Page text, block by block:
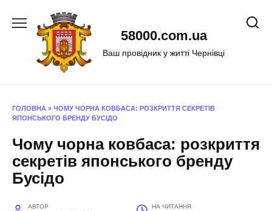
58000.com.ua
Ваш провідник у житті Чернівці
ГОЛОВНА » ЧОМУ ЧОРНА КОВБАСА: РОЗКРИТТЯ СЕКРЕТІВ
ЯПОНСЬКОГО БРЕНДУ БУСІДО
Чому чорна ковбаса: розкриття
секретів японського бренду
Бусідо
АВТОР НА ЧИТАННЯ